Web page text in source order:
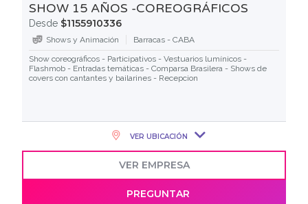
SHOW 15 AÑOS -COREOGRÁFICOS
Desde $1155910336
Shows y Animación
Barracas - CABA
Show coreográficos - Participativos - Vestuarios lumínicos -
Flashmob - Entradas temáticas - Comparsa Brasilera - Shows de
covers con cantantes y bailarines - Recepcion
VER UBICACIÓN
VER EMPRESA
PREGUNTAR